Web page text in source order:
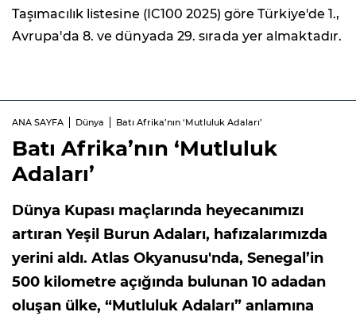
Taşımacılık listesine (IC100 2025) göre Türkiye'de 1.,
Avrupa'da 8. ve dünyada 29. sırada yer almaktadır.
ANA SAYFA Dünya Batı Afrika’nın ‘Mutluluk Adaları’
Batı Afrika’nın ‘Mutluluk
Adaları’
Dünya Kupası maçlarında heyecanımızı
artıran Yeşil Burun Adaları, hafızalarımızda
yerini aldı. Atlas Okyanusu'nda, Senegal’in
500 kilometre açığında bulunan 10 adadan
oluşan ülke, “Mutluluk Adaları” anlamına